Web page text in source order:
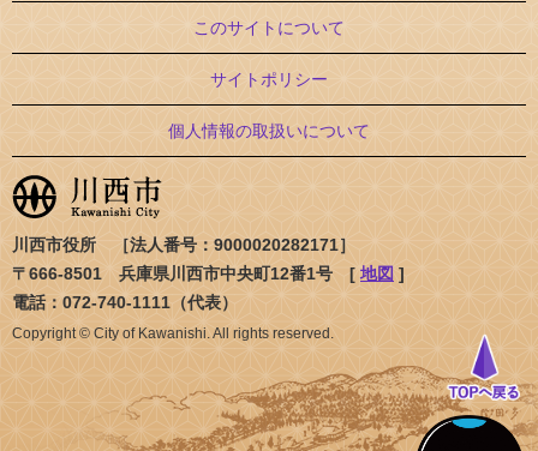
このサイトについて
サイトポリシー
個人情報の取扱いについて
川西市役所 ［法人番号：9000020282171］
〒666-8501 兵庫県川西市中央町12番1号 [ 地図 ]
電話：072-740-1111（代表）
Copyright © City of Kawanishi. All rights reserved.